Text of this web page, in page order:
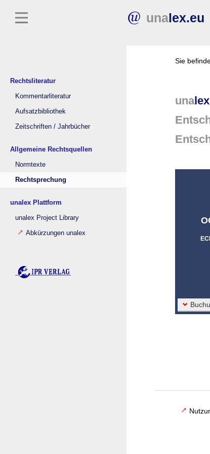
unalex.eu
Rechtsliteratur
Kommentarliteratur
Aufsatzbibliothek
Zeitschriften / Jahrbücher
Allgemeine Rechtsquellen
Normtexte
Rechtsprechung
unalex Plattform
unalex Project Library
Abkürzungen unalex
Sie
una